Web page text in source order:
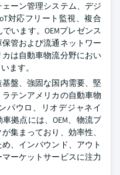
ーン管理システム、デジ
対応フリート監視、複合
います。OEMプレゼンス
管および流通ネットワー
は自動車物流分野におい
ます。
盤、強固な国内需要、堅
テンアメリカの自動車物
パウロ、リオデジャネイ
拠点には、OEM、物流プ
集まっており、効率性、
、インバウンド、アウト
ーケットサービスに注力